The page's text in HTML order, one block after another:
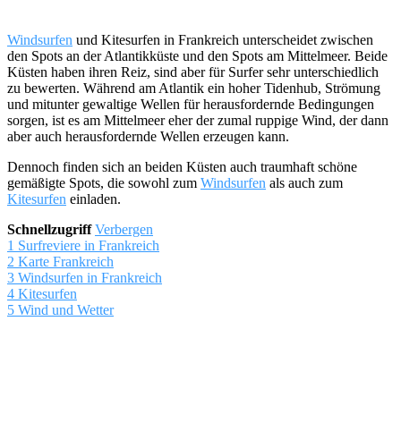
Windsurfen und Kitesurfen in Frankreich unterscheidet zwischen
den Spots an der Atlantikküste und den Spots am Mittelmeer. Beide
Küsten haben ihren Reiz, sind aber für Surfer sehr unterschiedlich
zu bewerten. Während am Atlantik ein hoher Tidenhub, Strömung
und mitunter gewaltige Wellen für herausfordernde Bedingungen
sorgen, ist es am Mittelmeer eher der zumal ruppige Wind, der dann
aber auch herausfordernde Wellen erzeugen kann.
Dennoch finden sich an beiden Küsten auch traumhaft schöne
gemäßigte Spots, die sowohl zum Windsurfen als auch zum
Kitesurfen einladen.
Schnellzugriff Verbergen
1 Surfreviere in Frankreich
2 Karte Frankreich
3 Windsurfen in Frankreich
4 Kitesurfen
5 Wind und Wetter